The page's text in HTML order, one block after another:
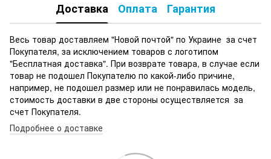
Доставка Оплата Гарантия
Весь товар доставляем "Новой почтой" по Украине за счет
Покупателя, за исключением товаров с логотипом
"Бесплатная доставка". При возврате товара, в случае если
товар не подошел Покупателю по какой-либо причине,
например, не подошел размер или не понравилась модель,
стоимость доставки в две стороны осуществляется за
счет Покупателя.
Подробнее о доставке